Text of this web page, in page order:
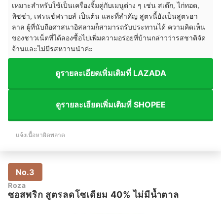
เหมาะสำหรับใช้เป็นเครื่องจิ้มคู่กับเมนูต่าง ๆ เช่น สเต๊ก, ไก่ทอด,
พิซซ่า, เฟรนช์ฟรายส์ เป็นต้น และที่สำคัญ สูตรนี้ยังเป็นสูตรฮา
ลาล ผู้ที่นับถือศาสนาอิสลามก็สามารถรับประทานได้ ความคิดเห็น
ของชาวเน็ตที่ได้ลองซื้อไปเพิ่มความอร่อยที่บ้านกล่าวว่ารสชาติจัด
จ้านและไม่มีรสหวานนำค่ะ
ดูรายละเอียดเพิ่มเติมที่ LAZADA
ดูรายละเอียดเพิ่มเติมที่ SHOPEE
แจ้งเนื้อหาผิดพลาด
No.3
Roza
ซอสพริก สูตรลดโซเดียม 40% ไม่มีน้ำตาล